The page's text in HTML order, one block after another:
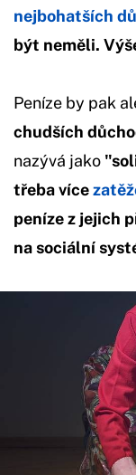
nejbohatších
být neměli.
Peníze by pak
chudších
nazývá jako
třeba více
peníze z jejich
na sociální